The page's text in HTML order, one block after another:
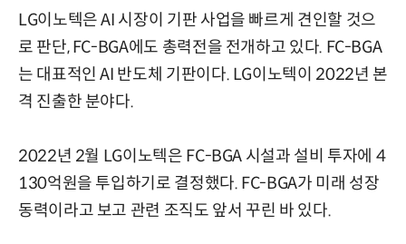
LG이노텍은 AI 시장이 기판 사업을 빠르게 견인할 것으
로 판단, FC-BGA에도 총력전을 전개하고 있다. FC-BGA
는 대표적인 AI 반도체 기판이다. LG이노텍이 2022년 본
격 진출한 분야다.
2022년 2월 LG이노텍은 FC-BGA 시설과 설비 투자에 4
130억원을 투입하기로 결정했다. FC-BGA가 미래 성장
동력이라고 보고 관련 조직도 앞서 꾸린 바 있다.